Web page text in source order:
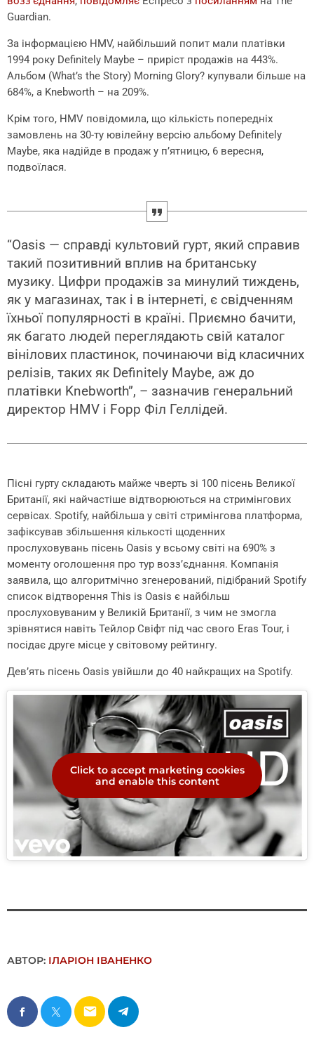
Guardian.
За інформацією HMV, найбільший попит мали платівки
1994 року Definitely Maybe – приріст продажів на 443%.
Альбом (What’s the Story) Morning Glory? купували більше на
684%, а Knebworth – на 209%.
Крім того, HMV повідомила, що кількість попередніх
замовлень на 30-ту ювілейну версію альбому Definitely
Maybe, яка надійде в продаж у п’ятницю, 6 вересня,
подвоїлася.
“Oasis — справді культовий гурт, який справив
такий позитивний вплив на британську
музику. Цифри продажів за минулий тиждень,
як у магазинах, так і в інтернеті, є свідченням
їхньої популярності в країні. Приємно бачити,
як багато людей переглядають свій каталог
вінілових пластинок, починаючи від класичних
релізів, таких як Definitely Maybe, аж до
платівки Knebworth”, – зазначив генеральний
директор HMV і Fopp Філ Геллідей.
Пісні гурту складають майже чверть зі 100 пісень Великої
Британії, які найчастіше відтворюються на стримінгових
сервісах. Spotify, найбільша у світі стримінгова платформа,
зафіксував збільшення кількості щоденних
прослуховувань пісень Oasis у всьому світі на 690% з
моменту оголошення про тур возз’єднання. Компанія
заявила, що алгоритмічно згенерований, підібраний Spotify
список відтворення This is Oasis є найбільш
прослуховуваним у Великій Британії, з чим не змогла
зрівнятися навіть Тейлор Свіфт під час свого Eras Tour, і
посідає друге місце у світовому рейтингу.
Дев’ять пісень Oasis увійшли до 40 найкращих на Spotify.
Click to accept marketing cookies
and enable this content
АВТОР: ІЛАРІОН ІВАНЕНКО
email